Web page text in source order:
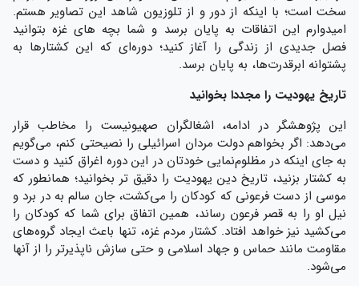
سخت است؛ با اینکه از دور و از تلوزیون شاهد این تصاویر هستم.
امیدوارم این اتفاقات به پایان برسد و شما بچه های غزه بتوانید
فصل جدیدی از زندگی را آغاز کنید؛ دوره‌ای که این کشتار‌ها به
پشتوانه ابرقدرت‌ها، به پایان برسد.
تاریخ یهودیت را مجددا بخوانید
این پژوهشگر در ادامه، اشغالگران صهیونیست را مخاطب قرار
می‌دهد: اگر بخواهم دولت مردان اسرائیلی را نصیحتی کنم، می‌گویم
به جای اینکه در مظلوم‌نمایی خودتان در این دوره اغراق کنید و دست
به کشتار بزنید، تاریخ دین یهودیت را دقیق تر بخوانید؛ همانطور که
موسی از دست فرعونی که کودکان را می‌کشت، جان سالم به در برد و
نیل او را به قصر فرعون رساند، همین اتفاق برای شما که کودکان را
می‌کشید نیز خواهد افتاد. کشتار مردم غزه، تنها باعث ایجاد گروه‌های
مقاومت مانند حماس و جهاد اسلامی و حتی سازش ناپذیر‌تر را از آنها
می‌شود.